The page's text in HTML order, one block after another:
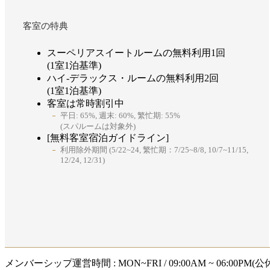
客室の特典
スーペリアスイートルームの無料利用1回
(1室1泊基準)
ハイ‐デラックス・ルームの無料利用2回
(1室1泊基準)
客室は常時割引中
平日: 65%, 週末: 60%, 繁忙期: 55%
(スパルームは対象外)
[無料客室宿泊ガイドライン]
利用除外期間 (5/22~24, 繁忙期：7/25~8/8, 10/7~11/15,
12/24, 12/31)
メンバーシップ運営時間 : MON~FRI / 09:00AM ~ 06:00PM(公